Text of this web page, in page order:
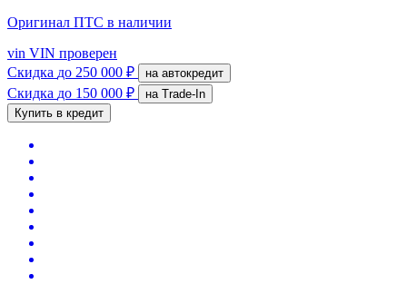
Оригинал ПТС в наличии
vin VIN проверен
Скидка до 250 000 ₽ на автокредит
Скидка до 150 000 ₽
на Trade-In
Купить в кредит